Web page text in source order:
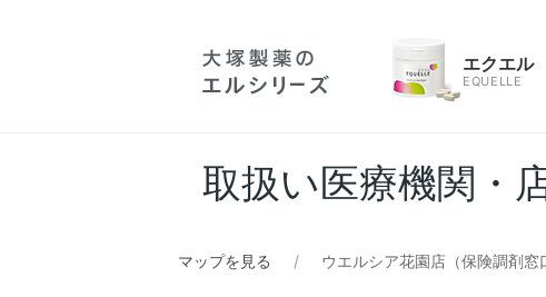
エクエル
EQUELLE
取扱い医療機関・
マップを見る ウエルシア花園店（保険調剤窓